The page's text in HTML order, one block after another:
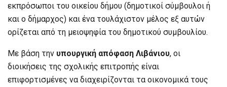
εκπρόσωποι του οικείου δήμου (δημοτικοί σύμβουλοι ή
και ο δήμαρχος) και ένα τουλάχιστον μέλος εξ αυτών
ορίζεται από τη μειοψηφία του δημοτικού συμβουλίου.
Με βάση την υπουργική απόφαση Λιβάνιου, οι
διοικήσεις της σχολικής επιτροπής είναι
επιφορτισμένες να διαχειρίζονται τα οικονομικά τους